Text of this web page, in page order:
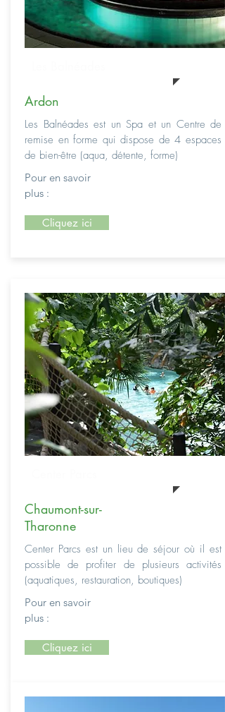
Ardon
Les Balnéades est un Spa et un Centre de
remise en forme qui dispose de 4 espaces
de bien-être (aqua, détente, forme)
Pour en savoir
plus :
Cliquez ici
Chaumont-sur-
Tharonne
Center Parcs est un lieu de séjour où il est
possible de profiter de plusieurs activités
(aquatiques, restauration, boutiques)
Pour en savoir
plus :
Cliquez ici